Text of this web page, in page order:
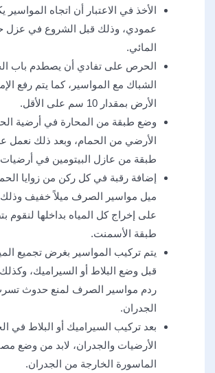
الأخذ في الاعتبار أن اتجاه المواسير
عمودي، وذلك قبل الشروع في عزل
المائي.
الحرص على تفادي أن يصطدم باب
الشباك مع المواسير، كما يتم رفع
الأرض بمقدار 10 سم على الأقل.
وضع طبقة من المحارة في أرضية
الأرضي من الحمام، وبعد ذلك نعمل
طبقة من عازل البيتومين في
إضافة رقبة في كل ركن من زوايا
ميل مواسير الصرف ميلاً خفيف
على إخراج كل المياه بداخلها لنقوم
طبقة الأسمنت.
يتم تركيب المواسير بغرض تجميع
قبل وضع البلاط أو السيراميك،
ردم مواسير الصرف لمنع حدوث
الجدران.
بعد تركيب السيراميك أو البلاط في
الأرضيات والجدران، لابد من وضع
الماسورة الخارجة من الجدران.